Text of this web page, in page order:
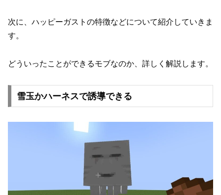
次に、ハッピーガストの特徴などについて紹介していきま
す。
どういったことができるモブなのか、詳しく解説します。
雪玉かハーネスで誘導できる